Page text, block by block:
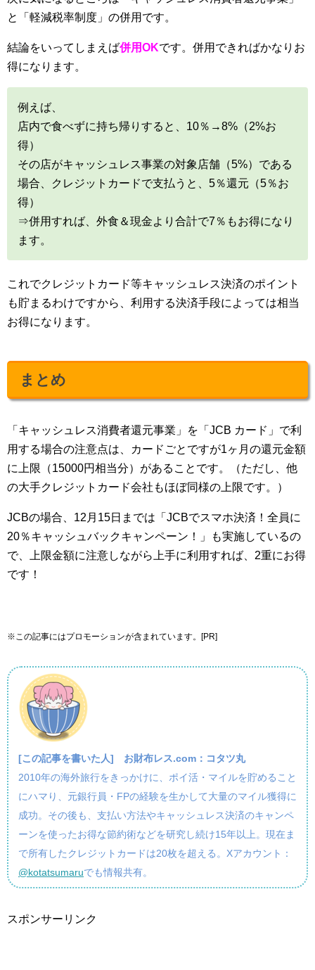
と「軽減税率制度」の併用です。
結論をいってしまえば併用OKです。併用できればかなりお
得になります。
例えば、
店内で食べずに持ち帰りすると、10％→8%（2%お
得）
その店がキャッシュレス事業の対象店舗（5%）である
場合、クレジットカードで支払うと、5％還元（5％お
得）
⇒併用すれば、外食＆現金より合計で7％もお得になり
ます。
これでクレジットカード等キャッシュレス決済のポイント
も貯まるわけですから、利用する決済手段によっては相当
お得になります。
まとめ
「キャッシュレス消費者還元事業」を「JCB カード」で利
用する場合の注意点は、カードごとですが1ヶ月の還元金額
に上限（15000円相当分）があることです。（ただし、他
の大手クレジットカード会社もほぼ同様の上限です。）
JCBの場合、12月15日までは「JCBでスマホ決済！全員に
20％キャッシュバックキャンペーン！」も実施しているの
で、上限金額に注意しながら上手に利用すれば、2重にお得
です！
※この記事にはプロモーションが含まれています。[PR]
[この記事を書いた人] お財布レス.com：コタツ丸
2010年の海外旅行をきっかけに、ポイ活・マイルを貯めること
にハマり、元銀行員・FPの経験を生かして大量のマイル獲得に
成功。その後も、支払い方法やキャッシュレス決済のキャンペ
ーンを使ったお得な節約術などを研究し続け15年以上。現在ま
で所有したクレジットカードは20枚を超える。Xアカウント：
@kotatsumaruでも情報共有。
スポンサーリンク